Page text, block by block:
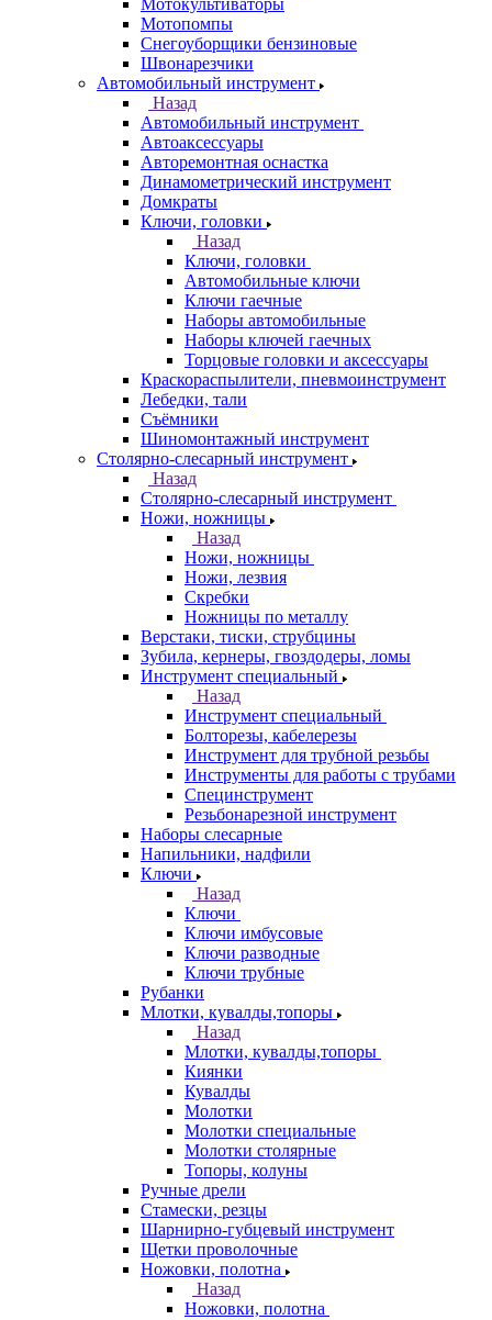
Мотокультиваторы
Мотопомпы
Снегоуборщики бензиновые
Швонарезчики
Автомобильный инструмент
Назад
Автомобильный инструмент
Автоаксессуары
Авторемонтная оснастка
Динамометрический инструмент
Домкраты
Ключи, головки
Назад
Ключи, головки
Автомобильные ключи
Ключи гаечные
Наборы автомобильные
Наборы ключей гаечных
Торцовые головки и аксессуары
Краскораспылители, пневмоинструмент
Лебедки, тали
Съёмники
Шиномонтажный инструмент
Столярно-слесарный инструмент
Назад
Столярно-слесарный инструмент
Ножи, ножницы
Назад
Ножи, ножницы
Ножи, лезвия
Скребки
Ножницы по металлу
Верстаки, тиски, струбцины
Зубила, кернеры, гвоздодеры, ломы
Инструмент специальный
Назад
Инструмент специальный
Болторезы, кабелерезы
Инструмент для трубной резьбы
Инструменты для работы с трубами
Специнструмент
Резьбонарезной инструмент
Наборы слесарные
Напильники, надфили
Ключи
Назад
Ключи
Ключи имбусовые
Ключи разводные
Ключи трубные
Рубанки
Млотки, кувалды,топоры
Назад
Млотки, кувалды,топоры
Киянки
Кувалды
Молотки
Молотки специальные
Молотки столярные
Топоры, колуны
Ручные дрели
Стамески, резцы
Шарнирно-губцевый инструмент
Щетки проволочные
Ножовки, полотна
Назад
Ножовки, полотна